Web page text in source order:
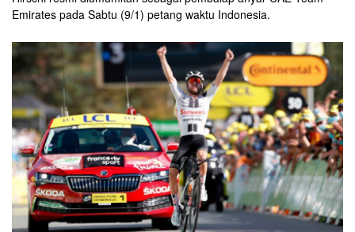
Emirates pada Sabtu (9/1) petang waktu Indonesia.